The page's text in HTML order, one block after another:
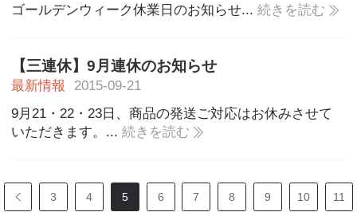
ゴールデンウィーク休業日のお知らせ...続きを読む
【三連休】9月連休のお知らせ
最新情報
2015-09-21
9月21・22・23日、商品の発送ご対応はお休みさせて
いただきます。...続きを読む
3 4 5 6 7 8 9 10 11